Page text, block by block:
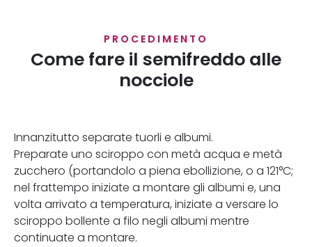
PROCEDIMENTO
Come fare il semifreddo alle
nocciole
Innanzitutto separate tuorli e albumi.
Preparate uno sciroppo con metà acqua e metà
zucchero (portandolo a piena ebollizione, o a 121°C;
nel frattempo iniziate a montare gli albumi e, una
volta arrivato a temperatura, iniziate a versare lo
sciroppo bollente a filo negli albumi mentre
continuate a montare.